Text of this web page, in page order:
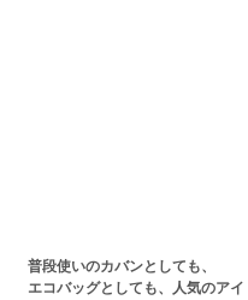
普段使いのカバンとしても、
エコバッグとしても、人気のアイ